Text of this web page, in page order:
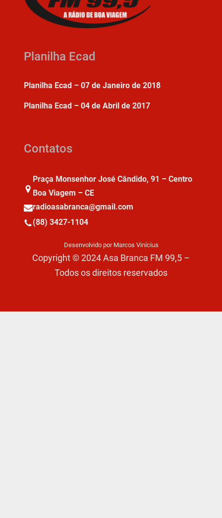
Planilha Ecad
Planilha Ecad – 07 de Janeiro de 2018
Planilha Ecad – 04 de Abril de 2017
Contatos
Praça Monsenhor José Cândido, 91 – Centro
Boa Viagem – CE
radioasabranca@gmail.com
(88) 3427-1104
Desenvolvido por Marcos Vinícius
Copyright © 2024 Asa Branca FM 99,5 –
Todos os direitos reservados